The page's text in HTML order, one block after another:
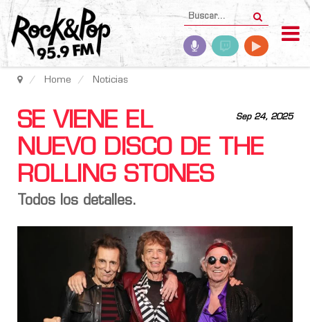
Home Noticias
Sep 24, 2025
SE VIENE EL
NUEVO DISCO DE THE
ROLLING STONES
Todos los detalles.